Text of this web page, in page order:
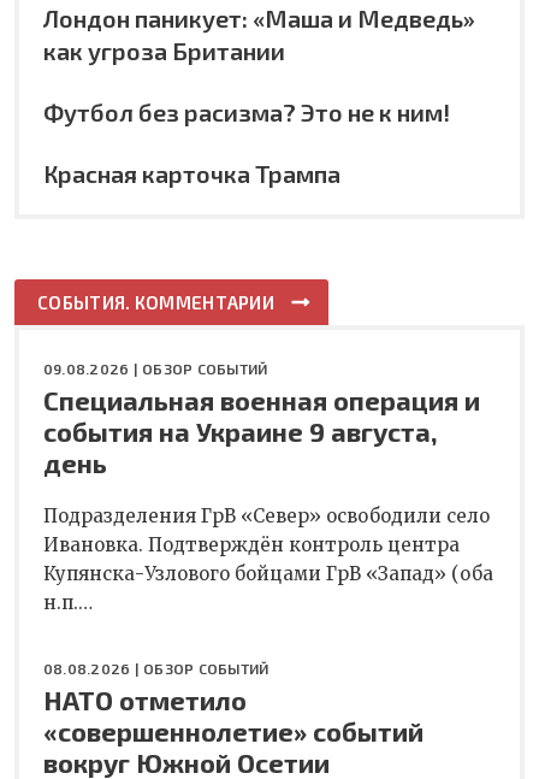
Лондон паникует: «Маша и Медведь»
как угроза Британии
Футбол без расизма? Это не к ним!
Красная карточка Трампа
СОБЫТИЯ. КОММЕНТАРИИ
09.08.2026 | ОБЗОР СОБЫТИЙ
Специальная военная операция и
события на Украине 9 августа,
день
Подразделения ГрВ «Север» освободили село
Ивановка. Подтверждён контроль центра
Купянска-Узлового бойцами ГрВ «Запад» (оба
н.п.…
08.08.2026 | ОБЗОР СОБЫТИЙ
НАТО отметило
«совершеннолетие» событий
вокруг Южной Осетии